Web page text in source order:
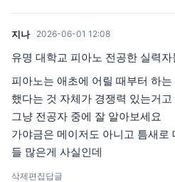
지나 2026-06-01 12:08
유명 대학교 피아노 전공한 실력
피아노는 애초에 어릴 때부터 하
했다는 것 자체가 경쟁력 있는거
그냥 전공자 중에 잘 알아보세요
가야금은 메이저도 아니고 틈새로
들 많은게 사실인데
삭제편집 답글